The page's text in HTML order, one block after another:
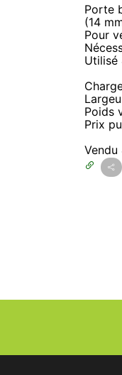
Porte
(14
Pour
Utilisé
Poids
Prix
Vendu